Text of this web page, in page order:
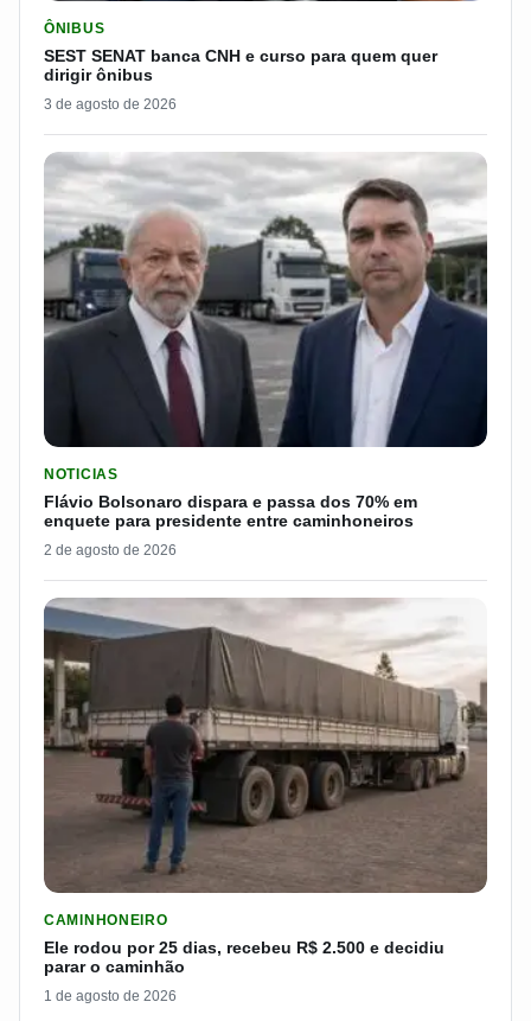
ÔNIBUS
SEST SENAT banca CNH e curso para quem quer
dirigir ônibus
3 de agosto de 2026
NOTICIAS
Flávio Bolsonaro dispara e passa dos 70% em
enquete para presidente entre caminhoneiros
2 de agosto de 2026
CAMINHONEIRO
Ele rodou por 25 dias, recebeu R$ 2.500 e decidiu
parar o caminhão
1 de agosto de 2026